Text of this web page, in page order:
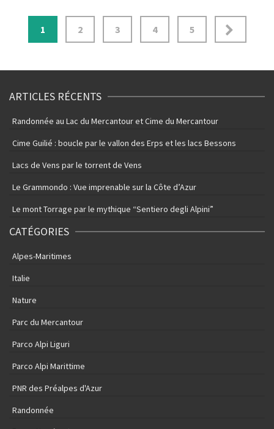
Pagination
des
publications
1 2 3 4 5
ARTICLES RÉCENTS
Randonnée au Lac du Mercantour et Cime du Mercantour
Cime Guilié : boucle par le vallon des Erps et les lacs Bessons
Lacs de Vens par le torrent de Vens
Le Grammondo : Vue imprenable sur la Côte d’Azur
Le mont Torrage par le mythique “Sentiero degli Alpini”
CATÉGORIES
Alpes-Maritimes
Italie
Nature
Parc du Mercantour
Parco Alpi Liguri
Parco Alpi Marittime
PNR des Préalpes d'Azur
Randonnée